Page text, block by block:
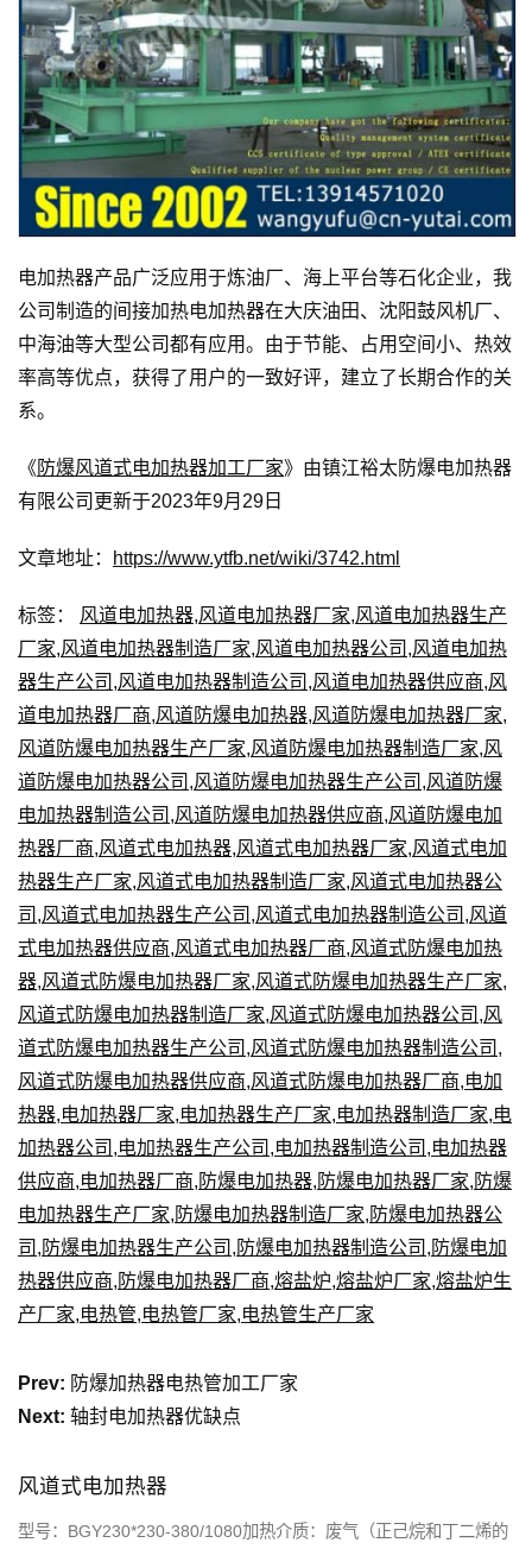
电加热器产品广泛应用于炼油厂、海上平台等石化企业，我
公司制造的间接加热电加热器在大庆油田、沈阳鼓风机厂、
中海油等大型公司都有应用。由于节能、占用空间小、热效
率高等优点，获得了用户的一致好评，建立了长期合作的关
系。
《 防爆风道式电加热器加工厂家》由镇江裕太防爆电加热器
有限公司更新于2023年9月29日
文章地址： https://www.ytfb.net/wiki/3742.html
标签： 风道电加热器,风道电加热器厂家,风道电加热器生产
厂家,风道电加热器制造厂家,风道电加热器公司 ,风道电加热
器生产公司 ,风道电加热器制造公司 ,风道电加热器供应商,风
道电加热器厂商,风道防爆电加热器,风道防爆电加热器厂家,
风道防爆电加热器生产厂家,风道防爆电加热器制造厂家,风
道防爆电加热器公司 ,风道防爆电加热器生产公司 ,风道防爆
电加热器制造公司 ,风道防爆电加热器供应商,风道防爆电加
热器厂商,风道式电加热器,风道式电加热器厂家,风道式电加
热器生产厂家,风道式电加热器制造厂家,风道式电加热器公
司 ,风道式电加热器生产公司 ,风道式电加热器制造公司 ,风道
式电加热器供应商,风道式电加热器厂商,风道式防爆电加热
器,风道式防爆电加热器厂家,风道式防爆电加热器生产厂家,
风道式防爆电加热器制造厂家,风道式防爆电加热器公司 ,风
道式防爆电加热器生产公司 ,风道式防爆电加热器制造公司 ,
风道式防爆电加热器供应商,风道式防爆电加热器厂商,电加
热器,电加热器厂家,电加热器生产厂家,电加热器制造厂家,电
加热器公司 ,电加热器生产公司 ,电加热器制造公司 ,电加热器
供应商,电加热器厂商, 防爆电加热器, 防爆电加热器厂家, 防爆
电加热器生产厂家, 防爆电加热器制造厂家, 防爆电加热器公
司 , 防爆电加热器生产公司 , 防爆电加热器制造公司 , 防爆电加
热器供应商, 防爆电加热器厂商,熔盐炉,熔盐炉厂家,熔盐炉生
产厂家,电热管,电热管厂家,电热管生产厂家
Prev: 防爆加热器电热管加工厂家
Next: 轴封电加热器优缺点
风道式电加热器
型号：BGY230*230-380/1080加热介质：废气（正己烷和丁二烯的